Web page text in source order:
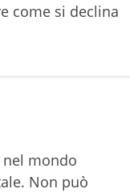
come si declina
mondo
Non può